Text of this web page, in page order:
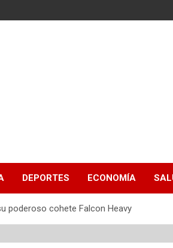
DEPORTES ECONOMÍA
poderoso cohete Falcon Heavy